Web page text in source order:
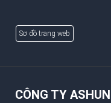
Sơ đồ trang web
CÔNG TY ASHUN